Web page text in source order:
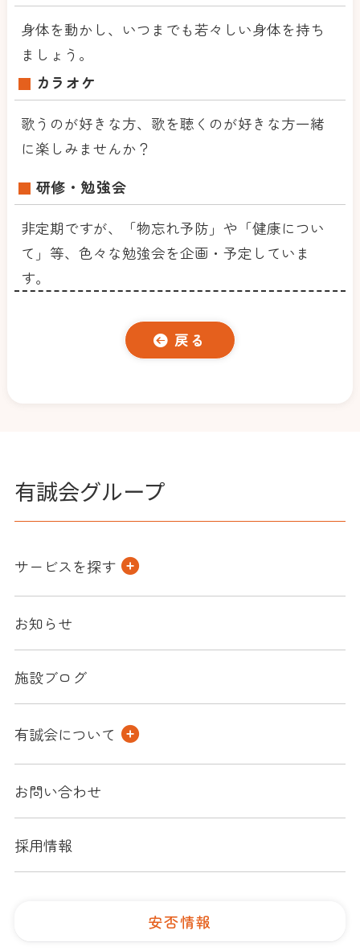
身体を動かし、いつまでも若々しい身体を持ち
ましょう。
カラオケ
歌うのが好きな方、歌を聴くのが好きな方一緒
に楽しみませんか？
研修・勉強会
非定期ですが、「物忘れ予防」や「健康につい
て」等、色々な勉強会を企画・予定していま
す。
戻る
有誠会グループ
サービスを探す
お知らせ
施設ブログ
有誠会について
お問い合わせ
採用情報
安否情報